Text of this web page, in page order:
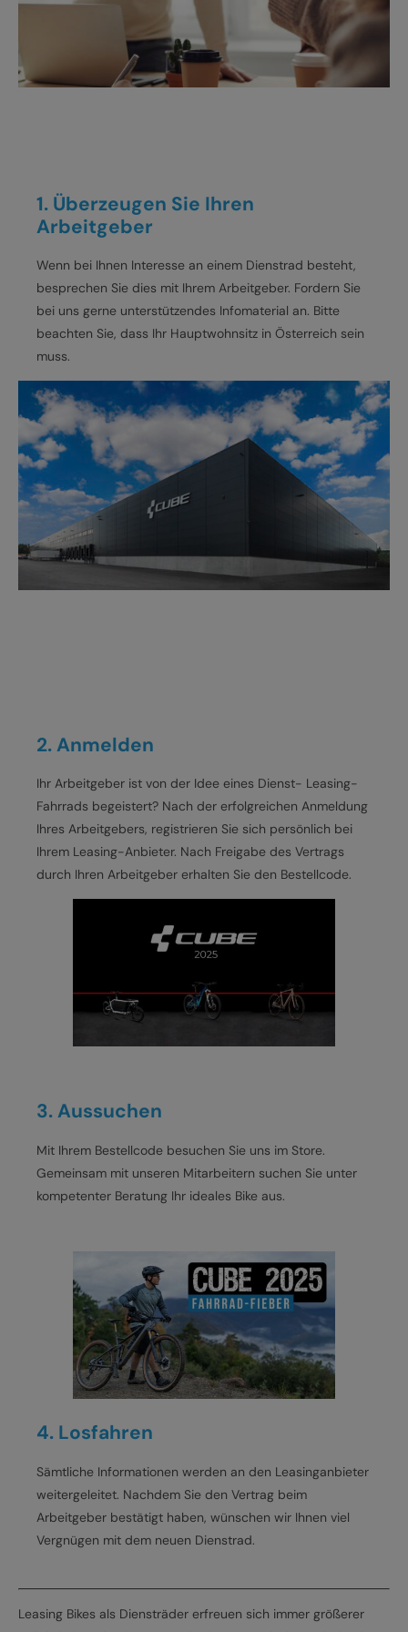
E-BIKE HARDTAIL
Alle entdecken
1. Überzeugen Sie Ihren
Arbeitgeber
Wenn bei Ihnen Interesse an einem Dienstrad besteht,
besprechen Sie dies mit Ihrem Arbeitgeber. Fordern Sie
bei uns gerne unterstützendes Infomaterial an. Bitte
beachten Sie, dass Ihr Hauptwohnsitz in Österreich sein
muss.
2. Anmelden
Ihr Arbeitgeber ist von der Idee eines Dienst- Leasing-
Fahrrads begeistert? Nach der erfolgreichen Anmeldung
Ihres Arbeitgebers, registrieren Sie sich persönlich bei
Ihrem Leasing-Anbieter. Nach Freigabe des Vertrags
durch Ihren Arbeitgeber erhalten Sie den Bestellcode.
3. Aussuchen
Mit Ihrem Bestellcode besuchen Sie uns im Store.
Gemeinsam mit unseren Mitarbeitern suchen Sie unter
kompetenter Beratung Ihr ideales Bike aus.
4. Losfahren
Sämtliche Informationen werden an den Leasinganbieter
weitergeleitet. Nachdem Sie den Vertrag beim
Arbeitgeber bestätigt haben, wünschen wir Ihnen viel
Vergnügen mit dem neuen Dienstrad.
Leasing Bikes als Diensträder erfreuen sich immer größerer